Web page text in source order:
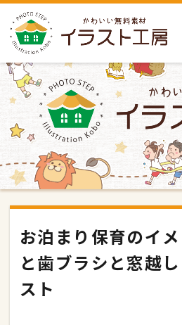
お泊まり保育のイ
と歯ブラシと窓越
スト